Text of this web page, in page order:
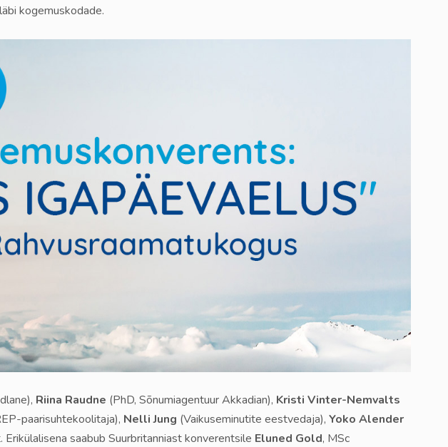
kogemuskodade.
Riina Raudne (PhD, Sõnumiagentuur Akkadian), Kristi Vinter-Nemvalts
paarisuhtekoolitaja), Nelli Jung (Vaikuseminutite eestvedaja), Yoko Alender
saabub Suurbritanniast konverentsile Eluned Gold, MSc